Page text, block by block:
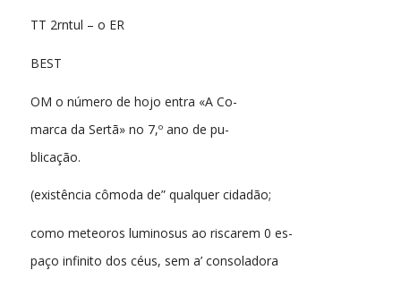
TT 2rntul – o ER
BEST
OM o número de hojo entra «A Co-
marca da Sertã» no 7,º ano de pu-
blicação.
(existência cômoda de” qualquer cidadão;
como meteoros luminosus ao riscarem 0 es-
paço infinito dos céus, sem a’ consoladora